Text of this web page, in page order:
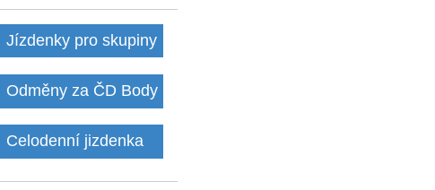
Jízdenky pro skupiny
Odměny za ČD Body
Celodenní jizdenka